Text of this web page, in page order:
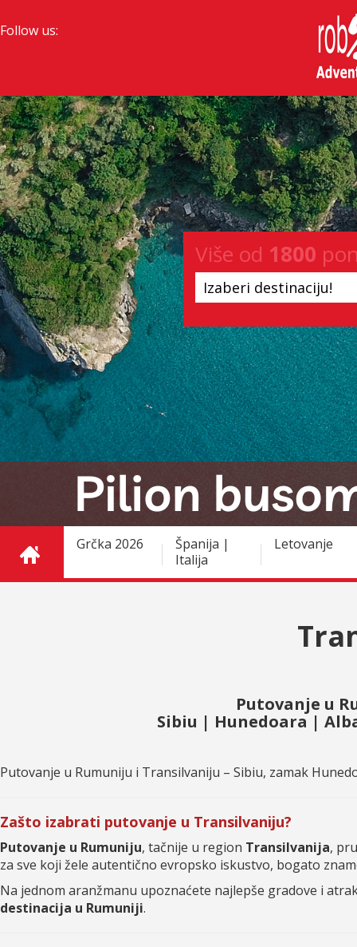
Follow us:
Više od 1800
Izaberi destinaciju!
Grčka 2026
Španija |
Italija
Letovanje
Putovanje u
Sibiu | Hunedoara |
Putovanje u Rumuniju i Transilvaniju – Sibiu, zamak
Zašto izabrati putovanje u Transilvaniju?
Putovanje u Rumuniju, tačnije u region Transilvanija,
za sve koji žele autentično evropsko iskustvo, bogato
Na jednom aranžmanu upoznaćete najlepše gradove i
destinacija u Rumuniji.